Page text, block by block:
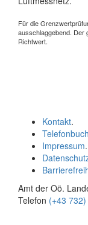
Für die
ausschlaggebend. Der
Richtwert.
Kontakt.
Telefonbuch
Impressum.
Amt der Oö.
Telefon (+43